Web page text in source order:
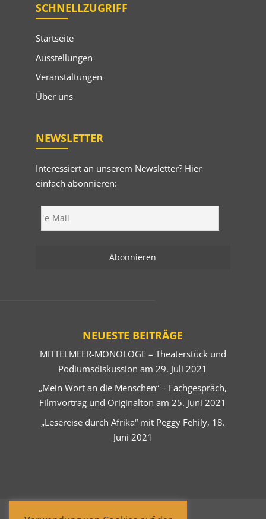
SCHNELLZUGRIFF
Startseite
Ausstellungen
Veranstaltungen
Über uns
NEWSLETTER
Interessiert an unserem Newsletter? Hier
einfach abonnieren:
NEUESTE BEITRÄGE
MITTELMEER-MONOLOGE – Theaterstück und
Podiumsdiskussion am 29. Juli 2021
„Mein Wort an die Menschen“ – Fachgespräch,
Filmvortrag und Originalton am 25. Juni 2021
„Lesereise durch Afrika“ mit Peggy Fehily, 18.
Juni 2021